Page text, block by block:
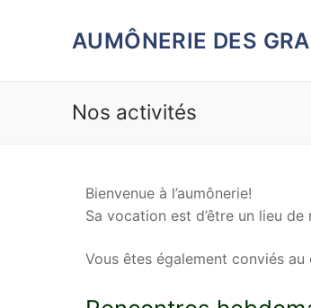
AUMÔNERIE DES
Nos activités
Bienvenue à l’aumônerie!
Sa vocation est d’être un lieu
Vous êtes également conviés